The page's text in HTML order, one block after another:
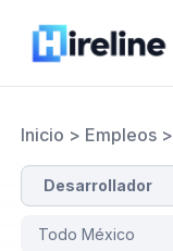
Inicio > Empleos>